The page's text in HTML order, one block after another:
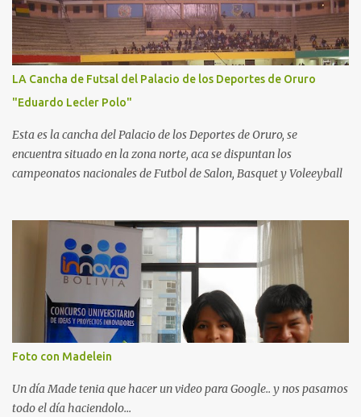
LA Cancha de Futsal del Palacio de los Deportes de Oruro
"Eduardo Lecler Polo"
Esta es la cancha del Palacio de los Deportes de Oruro, se
encuentra situado en la zona norte, aca se dispuntan los
campeonatos nacionales de Futbol de Salon, Basquet y Voleeyball
Foto con Madelein
Un día Made tenia que hacer un video para Google.. y nos pasamos
todo el día haciendolo...